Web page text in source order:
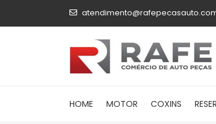
HOME MOTOR COXINS